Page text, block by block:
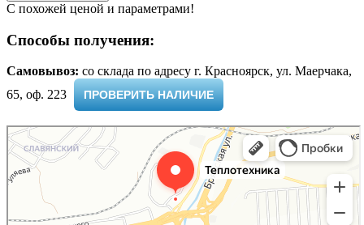
С похожей ценой и параметрами!
Способы получения:
Самовывоз: cо склада по адресу г. Красноярск, ул. Маерчака,
65, оф. 223 ​
ПРОВЕРИТЬ НАЛИЧИЕ